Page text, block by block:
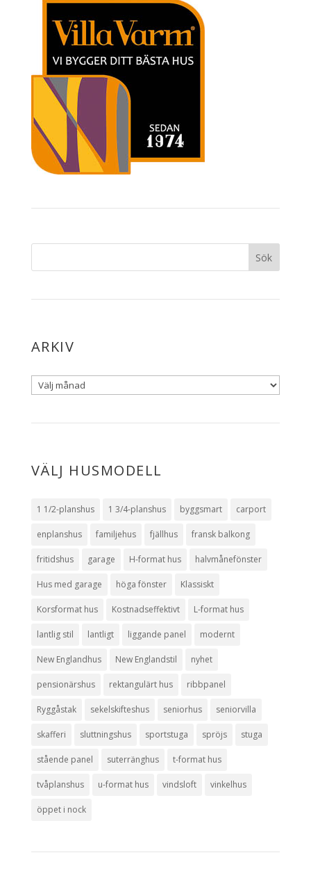
ARKIV
VÄLJ HUSMODELL
1 1/2-planshus 1 3/4-planshus byggsmart carport
enplanshus familjehus fjällhus fransk balkong
fritidshus garage H-format hus halvmånefönster
Hus med garage höga fönster Klassiskt
Korsformat hus Kostnadseffektivt L-format hus
lantlig stil lantligt liggande panel modernt
New Englandhus New Englandstil nyhet
pensionärshus rektangulärt hus ribbpanel
Ryggåstak sekelskifteshus seniorhus seniorvilla
skafferi sluttningshus sportstuga spröjs stuga
stående panel suterränghus t-format hus
tvåplanshus u-format hus vindsloft vinkelhus
öppet i nock